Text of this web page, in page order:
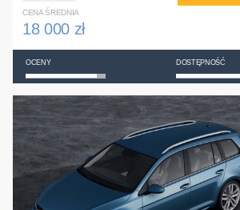
CENA ŚREDNIA
18 000 zł
OCENY DOSTĘPNOŚĆ